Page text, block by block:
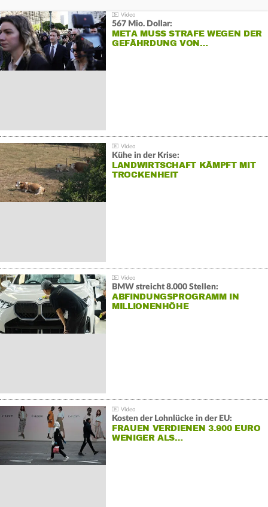
567 Mio. Dollar:
META MUSS STRAFE WEGEN DER
GEFÄHRDUNG VON…
Kühe in der Krise:
LANDWIRTSCHAFT KÄMPFT MIT
TROCKENHEIT
BMW streicht 8.000 Stellen:
ABFINDUNGSPROGRAMM IN
MILLIONENHÖHE
Kosten der Lohnlücke in der EU:
FRAUEN VERDIENEN 3.900 EURO
WENIGER ALS…